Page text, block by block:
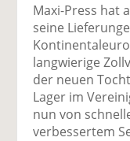
Maxi-Press hat
seine
langwierige
der neuen
Lager im
nun von
verbessertem